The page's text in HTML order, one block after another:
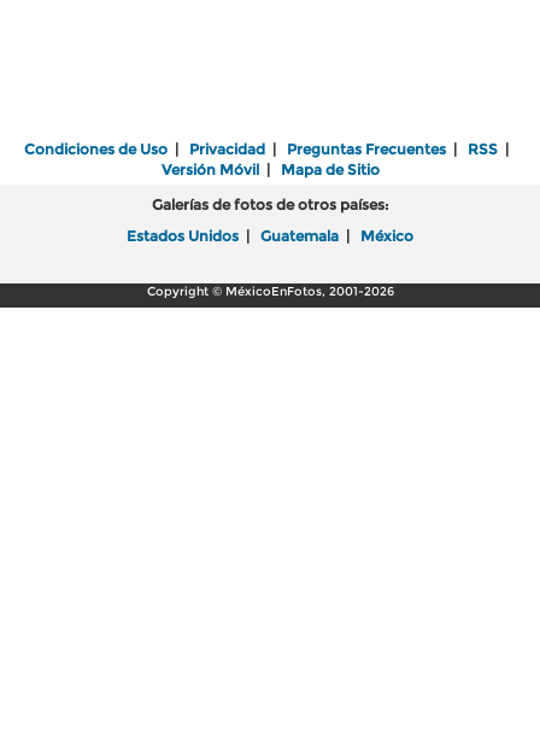
Condiciones de Uso | Privacidad | Preguntas Frecuentes | RSS |
Versión Móvil| Mapa de Sitio
Galerías de fotos de otros países:
Estados Unidos | Guatemala | México
Copyright © MéxicoEnFotos, 2001-2026